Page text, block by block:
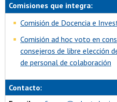
Comisiones que integra:
Comisión de Docencia e
Comisión ad hoc voto en
consejeros de libre elección
de personal de colaboración
Contacto: